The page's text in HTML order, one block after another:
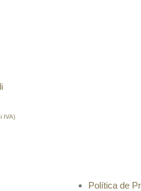
IVA)
Política de